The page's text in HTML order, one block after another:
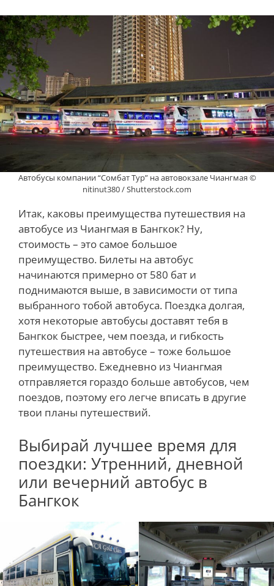
Автобусы компании “Сомбат Тур” на автовокзале Чиангмая ©
nitinut380 / Shutterstock.com
Итак, каковы преимущества путешествия на
автобусе из Чиангмая в Бангкок? Ну,
стоимость – это самое большое
преимущество. Билеты на автобус
начинаются примерно от 580 бат и
поднимаются выше, в зависимости от типа
выбранного тобой автобуса. Поездка долгая,
хотя некоторые автобусы доставят тебя в
Бангкок быстрее, чем поезда, и гибкость
путешествия на автобусе – тоже большое
преимущество. Ежедневно из Чиангмая
отправляется гораздо больше автобусов, чем
поездов, поэтому его легче вписать в другие
твои планы путешествий.
Выбирай лучшее время для
поездки: Утренний, дневной
или вечерний автобус в
Бангкок